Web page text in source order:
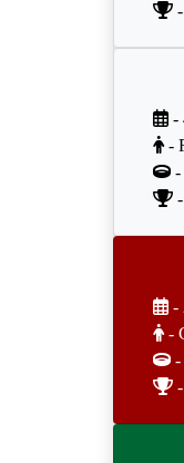
-
-
-
-
-
-